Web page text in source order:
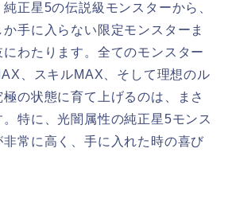
正星5の伝説級モンスターから、
手に入らない限定モンスターま
わたります。全てのモンスター
、スキルMAX、そして理想のル
の状態に育て上げるのは、まさ
特に、光闇属性の純正星5モンス
常に高く、手に入れた時の喜び